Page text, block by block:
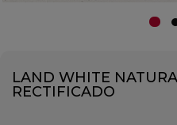
LAND WHITE
RECTIFICADO